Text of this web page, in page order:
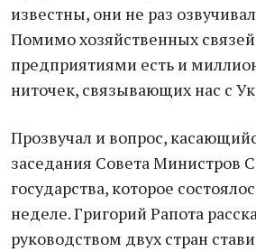
известны, они не раз
Помимо хозяйственных
предприятиями есть и
ниточек, связывающих нас с
Прозвучал и вопрос,
заседания Совета Министров
государства, которое
неделе. Григорий Рапота
руководством двух стран